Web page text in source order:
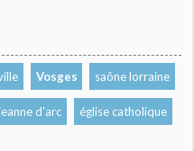
Vosges saône lorraine
d'arc église catholique